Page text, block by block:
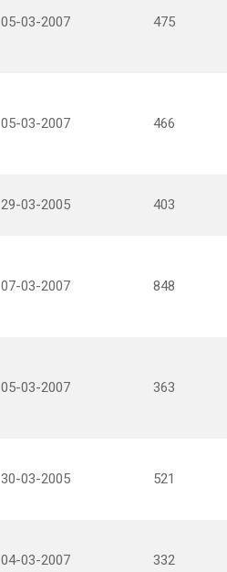
05-03-2007 475
05-03-2007 466
29-03-2005 403
07-03-2007 848
05-03-2007 363
30-03-2005 521
04-03-2007 332